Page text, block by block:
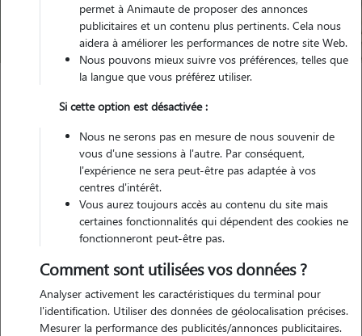
Trouver mon Pet Sitter
Yvetot
Nos familles d'accueil à Yvetot
(76190)
permet à Animaute de proposer des annonces
publicitaires et un contenu plus pertinents. Cela nous
aidera à améliorer les performances de notre site Web.
Nous pouvons mieux suivre vos préférences, telles que
la langue que vous préférez utiliser.
Si cette option est désactivée :
Nous ne serons pas en mesure de nous souvenir de
vous d'une sessions à l'autre. Par conséquent,
l'expérience ne sera peut-être pas adaptée à vos
centres d'intérêt.
Vous aurez toujours accès au contenu du site mais
certaines fonctionnalités qui dépendent des cookies ne
fonctionneront peut-être pas.
Comment sont utilisées vos données ?
Analyser activement les caractéristiques du terminal pour
l'identification. Utiliser des données de géolocalisation précises.
Mesurer la performance des publicités/annonces publicitaires.